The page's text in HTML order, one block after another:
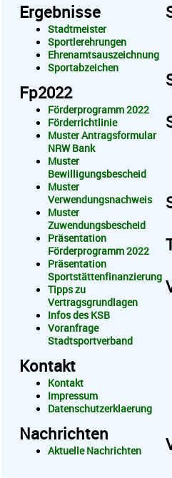
Ergebnisse
Stadtmeister
Sportlerehrungen
Ehrenamtsauszeichnung
Sportabzeichen
Fp2022
Förderprogramm 2022
Förderrichtlinie
Muster Antragsformular
NRW Bank
Muster
Bewilligungsbescheid
Muster
Verwendungsnachweis
Muster
Zuwendungsbescheid
Präsentation
Förderprogramm 2022
Präsentation
Sportstättenfinanzierung
Tipps zu
Vertragsgrundlagen
Infos des KSB
Voranfrage
Stadtsportverband
Kontakt
Kontakt
Impressum
Datenschutzerklaerung
Nachrichten
Aktuelle Nachrichten